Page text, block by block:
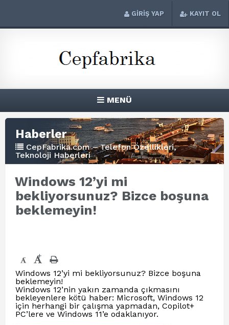
GİRİŞ YAP KAYIT OL
MENÜ
Haberler
CepFabrika.com – Telefon Özellikleri,
Teknoloji Haberleri
Windows 12’yi mi
bekliyorsunuz? Bizce boşuna
beklemeyin!
- +
Windows 12’yi mi bekliyorsunuz? Bizce boşuna
beklemeyin!
Windows 12’nin yakın zamanda çıkmasını
bekleyenlere kötü haber: Microsoft, Windows 12
için herhangi bir çalışma yapmadan, Copilot+
PC’lere ve Windows 11’e odaklanıyor.